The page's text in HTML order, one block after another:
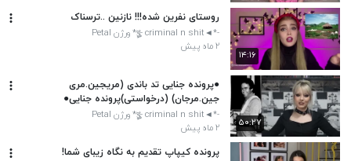
۱۴:۱۶
روستای نفرین شده!!! نازنین ..ترسناک
-*◄থৣ- criminal n shit* ورژن Petal
۲ ماه پیش
۵۰:۲۷
●پرونده جنایی تد باندی (مریجین.مری
جین.مرجان) (درخواستی)پرونده جنایی●
-*◄থৣ- criminal n shit* ورژن Petal
۲ ماه پیش
پرونده کیپاپ تقدیم به نگاه زیبای شما!